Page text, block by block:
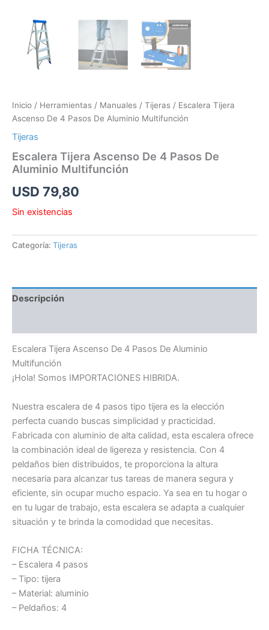
Inicio / Herramientas / Manuales / Tijeras / Escalera Tijera
Ascenso De 4 Pasos De Aluminio Multifunción
Tijeras
Escalera Tijera Ascenso De 4 Pasos De
Aluminio Multifunción
USD 79,80
Sin existencias
Categoría: Tijeras
Descripción
Escalera Tijera Ascenso De 4 Pasos De Aluminio
Multifunción
¡Hola! Somos IMPORTACIONES HIBRIDA.
Nuestra escalera de 4 pasos tipo tijera es la elección
perfecta cuando buscas simplicidad y practicidad.
Fabricada con aluminio de alta calidad, esta escalera ofrece
la combinación ideal de ligereza y resistencia. Con 4
peldaños bien distribuidos, te proporciona la altura
necesaria para alcanzar tus tareas de manera segura y
eficiente, sin ocupar mucho espacio. Ya sea en tu hogar o
en tu lugar de trabajo, esta escalera se adapta a cualquier
situación y te brinda la comodidad que necesitas.
FICHA TÉCNICA:
– Escalera 4 pasos
– Tipo: tijera
– Material: aluminio
– Peldaños: 4